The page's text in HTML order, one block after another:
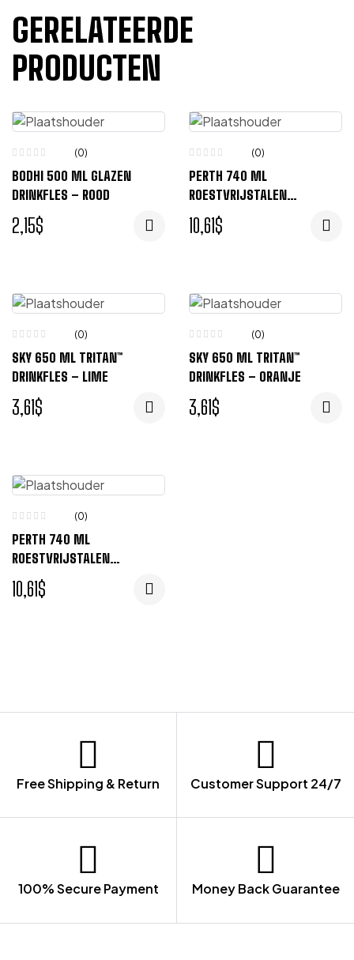
GERELATEERDE
PRODUCTEN
(0)
BODHI 500 ML GLAZEN
DRINKFLES – ROOD
2,15$
(0)
PERTH 740 ML
ROESTVRIJSTALEN
DRINKFLES – ZWART
10,61$
(0)
SKY 650 ML TRITAN™
DRINKFLES – LIME
3,61$
(0)
SKY 650 ML TRITAN™
DRINKFLES – ORANJE
3,61$
(0)
PERTH 740 ML
ROESTVRIJSTALEN
DRINKFLES – BLAUW
10,61$
Free Shipping & Return Customer Support 24/7
100% Secure Payment Money Back Guarantee